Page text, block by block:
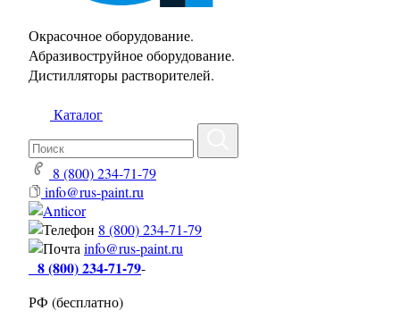
Окрасочное оборудование.
Абразивоструйное оборудование.
Дистилляторы растворителей.
Каталог
8 (800) 234-71-79
info@rus-paint.ru
8 (800) 234-71-79
info@rus-paint.ru
8 (800) 234-71-79-
РФ (бесплатно)